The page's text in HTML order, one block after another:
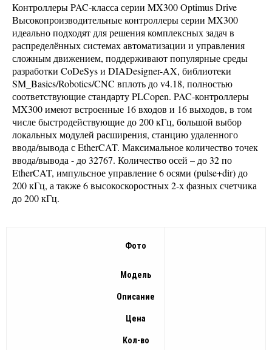
Контроллеры PAC-класса серии MX300 Optimus Drive
Высокопроизводительные контроллеры серии MX300
идеально подходят для решения комплексных задач в
распределённых системах автоматизации и управления
сложным движением, поддерживают популярные среды
разработки CoDeSys и DIADesigner-AX, библиотеки
SM_Basics/Robotics/CNC вплоть до v4.18, полностью
соответствующие стандарту PLCopen. PAC-контроллеры
MX300 имеют встроенные 16 входов и 16 выходов, в том
числе быстродействующие до 200 кГц, большой выбор
локальных модулей расширения, станцию удаленного
ввода/вывода с EtherCAT. Максимальное количество точек
ввода/вывода - до 32767. Количество осей – до 32 по
EtherCAT, импульсное управление 6 осями (pulse+dir) до
200 кГц, а также 6 высокоскоростных 2-х фазных счетчика
до 200 кГц.
Фото
Модель
Описание
Цена
Кол-во